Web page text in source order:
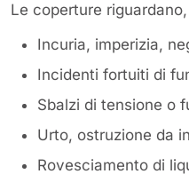
Le coperture
Incuria, imperizia,
Incidenti fortuiti di
Sbalzi di tensione o
Urto, ostruzione da
Rovesciamento di